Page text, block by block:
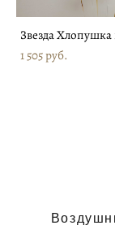
Звезда
1 505 pуб.